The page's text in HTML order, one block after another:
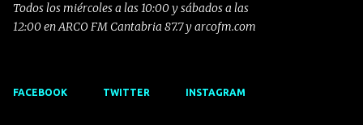
Todos los miércoles a las 10:00 y sábados a las
12:00 en ARCO FM Cantabria 87.7 y arcofm.com
FACEBOOK TWITTER INSTAGRAM